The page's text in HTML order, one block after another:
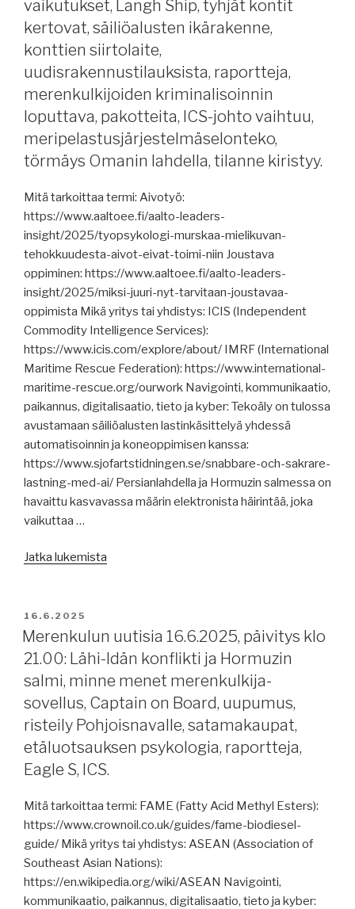
ja
vaikutukset,
AtoB@C
Shipping,
Suomen
satamien
tavarakuljetukset,
Foreship
on
WASP,
raportteja,
päällikön
kansalaisaloitteen
nimienkeräys
alkaa,
merenkulkijoiden
kriminalisoinnista,
Estlink
2,
sodasta
ja
rauhasta,
Suomen
meriarkeologisen
seuran
ontologia.”
vaikutukset, Langh Ship, tyhjät kontit
kertovat, säiliöalusten ikärakenne,
konttien siirtolaite,
uudisrakennustilauksista, raportteja,
merenkulkijoiden kriminalisoinnin
loputtava, pakotteita, ICS-johto vaihtuu,
meripelastusjärjestelmäselonteko,
törmäys Omanin lahdella, tilanne kiristyy.
Mitä tarkoittaa termi: Aivotyö:
https://www.aaltoee.fi/aalto-leaders-
insight/2025/tyopsykologi-murskaa-mielikuvan-
tehokkuudesta-aivot-eivat-toimi-niin Joustava
oppiminen: https://www.aaltoee.fi/aalto-leaders-
insight/2025/miksi-juuri-nyt-tarvitaan-joustavaa-
oppimista Mikä yritys tai yhdistys: ICIS (Independent
Commodity Intelligence Services):
https://www.icis.com/explore/about/ IMRF (International
Maritime Rescue Federation): https://www.international-
maritime-rescue.org/ourwork Navigointi, kommunikaatio,
paikannus, digitalisaatio, tieto ja kyber: Tekoäly on tulossa
avustamaan säiliöalusten lastinkäsittelyä yhdessä
automatisoinnin ja koneoppimisen kanssa:
https://www.sjofartstidningen.se/snabbare-och-sakrare-
lastning-med-ai/ Persianlahdella ja Hormuzin salmessa on
havaittu kasvavassa määrin elektronista häirintää, joka
vaikuttaa …
Jatka lukemista
klo
18.00:
ja
tekoäly,
Hormuzin
salmi
välisen
konfliktin
vaikutukset,
Langh
Ship,
tyhjät
JULKAISTU
16.6.2025
Merenkulun uutisia 16.6.2025, päivitys klo
21.00: Lähi-Idän konflikti ja Hormuzin
salmi, minne menet merenkulkija-
sovellus, Captain on Board, uupumus,
risteily Pohjoisnavalle, satamakaupat,
etäluotsauksen psykologia, raportteja,
Eagle S, ICS.
Mitä tarkoittaa termi: FAME (Fatty Acid Methyl Esters):
https://www.crownoil.co.uk/guides/fame-biodiesel-
guide/ Mikä yritys tai yhdistys: ASEAN (Association of
Southeast Asian Nations):
https://en.wikipedia.org/wiki/ASEAN Navigointi,
kommunikaatio, paikannus, digitalisaatio, tieto ja kyber: